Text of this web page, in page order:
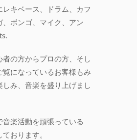
レキベース、ドラム、カフ
、ボンゴ、マイク、アン
者の方からプロの方、そし
覧になっているお客様もみ
しみ、音楽を盛り上げまし
音楽活動を頑張っている
おります。